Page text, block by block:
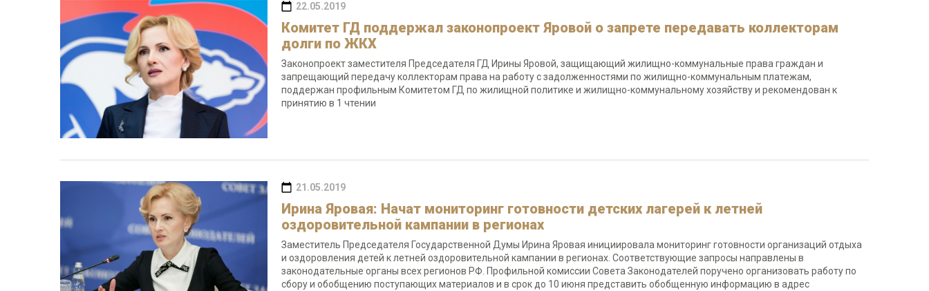
22.05.2019
Комитет ГД поддержал законопроект Яровой о запрете передавать коллекторам
долги по ЖКХ
Законопроект заместителя Председателя ГД Ирины Яровой, защищающий жилищно-коммунальные права граждан и
запрещающий передачу коллекторам права на работу с задолженностями по жилищно-коммунальным платежам,
поддержан профильным Комитетом ГД по жилищной политике и жилищно-коммунальному хозяйству и рекомендован к
принятию в 1 чтении
21.05.2019
Ирина Яровая: Начат мониторинг готовности детских лагерей к летней
оздоровительной кампании в регионах
Заместитель Председателя Государственной Думы Ирина Яровая инициировала мониторинг готовности организаций отдыха
и оздоровления детей к летней оздоровительной кампании в регионах. Соответствующие запросы направлены в
законодательные органы всех регионов РФ. Профильной комиссии Совета Законодателей поручено организовать работу по
сбору и обобщению поступающих материалов и в срок до 10 июня представить обобщенную информацию в адрес